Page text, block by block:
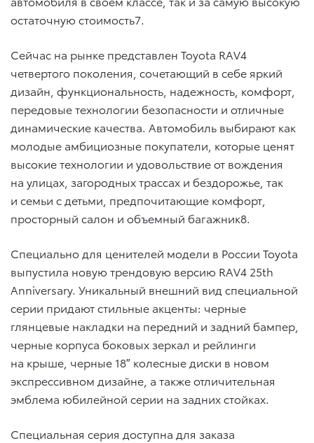
остаточную стоимость7.
Сейчас на рынке представлен Toyota RAV4
четвертого поколения, сочетающий в себе яркий
дизайн, функциональность, надежность, комфорт,
передовые технологии безопасности и отличные
динамические качества. Автомобиль выбирают как
молодые амбициозные покупатели, которые ценят
высокие технологии и удовольствие от вождения
на улицах, загородных трассах и бездорожье, так
и семьи с детьми, предпочитающие комфорт,
просторный салон и объемный багажник8.
Специально для ценителей модели в России Toyota
выпустила новую трендовую версию RAV4 25th
Anniversary. Уникальный внешний вид специальной
серии придают стильные акценты: черные
глянцевые накладки на передний и задний бампер,
черные корпуса боковых зеркал и рейлинги
на крыше, черные 18″ колесные диски в новом
экспрессивном дизайне, а также отличительная
эмблема юбилейной серии на задних стойках.
Специальная серия доступна для заказа